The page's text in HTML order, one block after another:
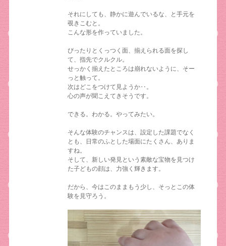
それにしても、静かに遊んでいるな、と手元を
覗きこむと。
こんな形を作っていました。
ぴったりとくっつく面、揃えられる面を探し
て、指先でクルクル。
せっかく揃えたところは崩れないように、そー
っと触って。
次はどこをつけて見ようか‥。
心の声が聞こえてきそうです。
できる。わかる。やってみたい。
そんな体験のチャンスは、設定した課題でなく
とも、日常のふとした場面にたくさん、ありま
すね。
そして、新しい発見という素敵な宝物を見つけ
た子どもの顔は、力強く輝きます。
だから、今はこのままもう少し、そっとこの体
験を見守ろう。